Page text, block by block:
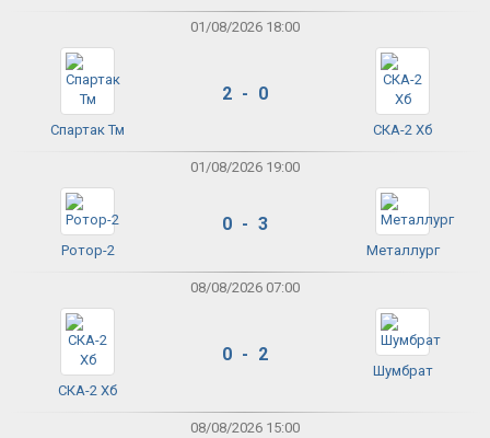
01/08/2026 18:00
Спартак Тм
2 - 0
СКА-2 Хб
01/08/2026 19:00
Ротор-2
0 - 3
Металлург
08/08/2026 07:00
СКА-2 Хб
0 - 2
Шумбрат
08/08/2026 15:00